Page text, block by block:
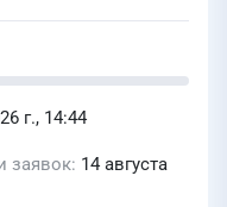
т/ч
3 (Лот
г., 14:44
заявок 14 августа